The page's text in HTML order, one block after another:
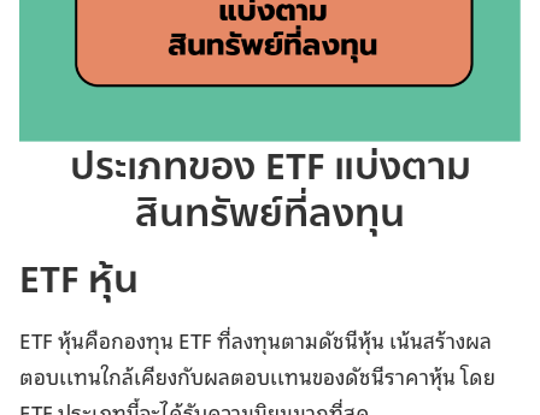
ประเภทของ ETF แบ่งตาม
สินทรัพย์ที่ลงทุน
ETF หุ้น
ETF หุ้นคือกองทุน ETF ที่ลงทุนตามดัชนีหุ้น เน้นสร้างผล
ตอบเเทนใกล้เคียงกับผลตอบเเทนของดัชนีราคาหุ้น โดย